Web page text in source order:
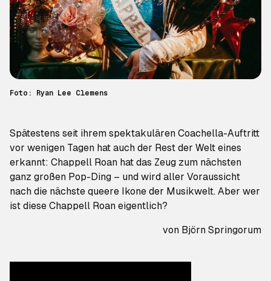
Foto: Ryan Lee Clemens
Spätestens seit ihrem spektakulären Coachella-Auftritt
vor wenigen Tagen hat auch der Rest der Welt eines
erkannt: Chappell Roan hat das Zeug zum nächsten
ganz großen Pop-Ding – und wird aller Voraussicht
nach die nächste queere Ikone der Musikwelt. Aber wer
ist diese Chappell Roan eigentlich?
von Björn Springorum